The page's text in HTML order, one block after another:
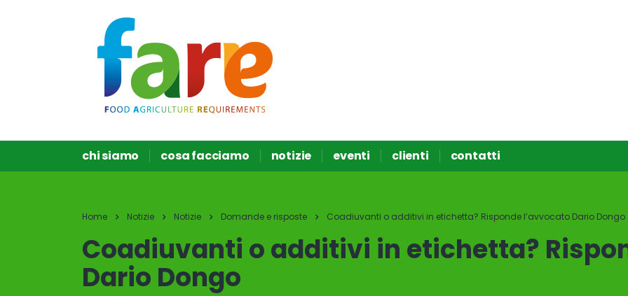
chi siamo cosa facciamo notizie eventi clienti contatti
Home Notizie Notizie Domande e risposte Coadiuvanti o additivi in etichetta? Risponde l’avvocato Dario Dongo
Coadiuvanti o additivi in etichetta?
Dario Dongo